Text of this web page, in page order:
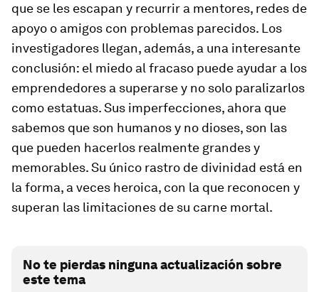
que se les escapan y recurrir a mentores, redes de
apoyo o amigos con problemas parecidos. Los
investigadores llegan, además, a una interesante
conclusión: el miedo al fracaso puede ayudar a los
emprendedores a superarse y no solo paralizarlos
como estatuas. Sus imperfecciones, ahora que
sabemos que son humanos y no dioses, son las
que pueden hacerlos realmente grandes y
memorables. Su único rastro de divinidad está en
la forma, a veces heroica, con la que reconocen y
superan las limitaciones de su carne mortal.
No te pierdas ninguna actualización sobre
este tema